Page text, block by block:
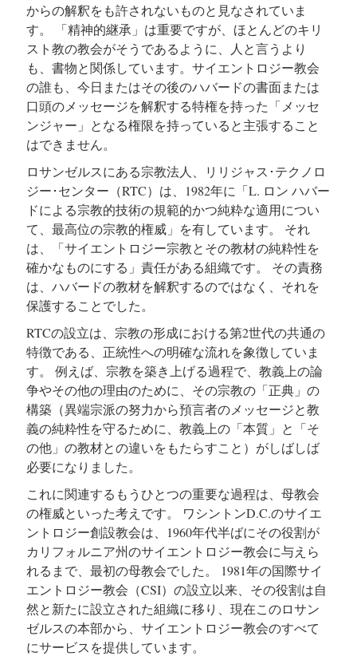
からの解釈をも許されないものと見なされていま
す。 「精神的継承」は重要ですが、ほとんどのキリ
スト教の教会がそうであるように、人と言うより
も、書物と関係しています。サイエントロジー教会
の誰も、今日またはその後のハバードの書面または
口頭のメッセージを解釈する特権を持った「メッセ
ンジャー」となる権限を持っていると主張すること
はできません。
ロサンゼルスにある宗教法人、リリジャス･テクノロ
ジー･センター（RTC）は、1982年に「L. ロン ハバー
ドによる宗教的技術の規範的かつ純粋な適用につい
て、最高位の宗教的権威」を有しています。 それ
は、「サイエントロジー宗教とその教材の純粋性を
確かなものにする」責任がある組織です。 その責務
は、ハバードの教材を解釈するのではなく、それを
保護することでした。
RTCの設立は、宗教の形成における第2世代の共通の
特徴である、正統性への明確な流れを象徴していま
す。 例えば、宗教を築き上げる過程で、教義上の論
争やその他の理由のために、その宗教の「正典」の
構築（異端宗派の努力から預言者のメッセージと教
義の純粋性を守るために、教義上の「本質」と「そ
の他」の教材との違いをもたらすこと）がしばしば
必要になりました。
これに関連するもうひとつの重要な過程は、母教会
の権威といった考えです。 ワシントンD.C.のサイエ
ントロジー創設教会は、1960年代半ばにその役割が
カリフォルニア州のサイエントロジー教会に与えら
れるまで、最初の母教会でした。 1981年の国際サイ
エントロジー教会（CSI）の設立以来、その役割は自
然と新たに設立された組織に移り、現在このロサン
ゼルスの本部から、サイエントロジー教会のすべて
にサービスを提供しています。